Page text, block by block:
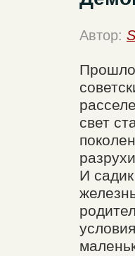
Автор:
Прошло
свет
И